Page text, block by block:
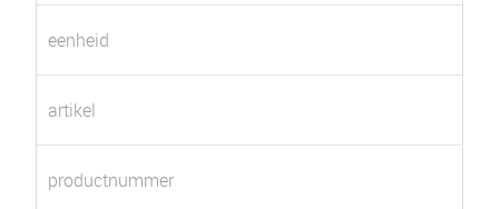
eenheid
artikel
productnummer